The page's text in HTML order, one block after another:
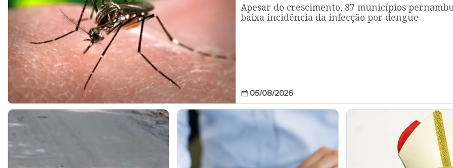
Apesar do crescimento, 87 municípios
baixa incidência da infecção por dengue
05/08/2026